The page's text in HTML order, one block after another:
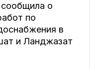
о
по
в
и Ланджазат